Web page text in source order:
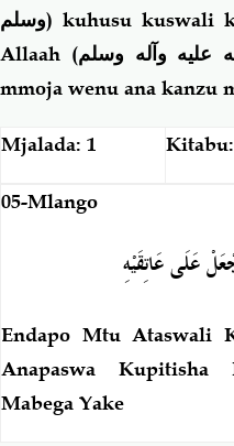
وسلم) kuhusu kuswali
Allaah (عليه وآله وسلم
mmoja wenu ana kanzu
Mjalada: 1
05-Mlango
عَلَى عَاتِقَيْهِ
Endapo Mtu Ataswali
Anapaswa Kupitisha
Mabega Yake